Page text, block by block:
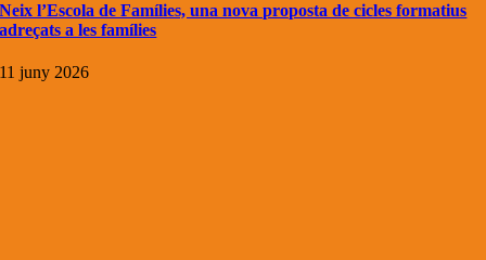
Neix l’Escola de Famílies, una nova proposta de cicles formatius
adreçats a les famílies
11 juny 2026